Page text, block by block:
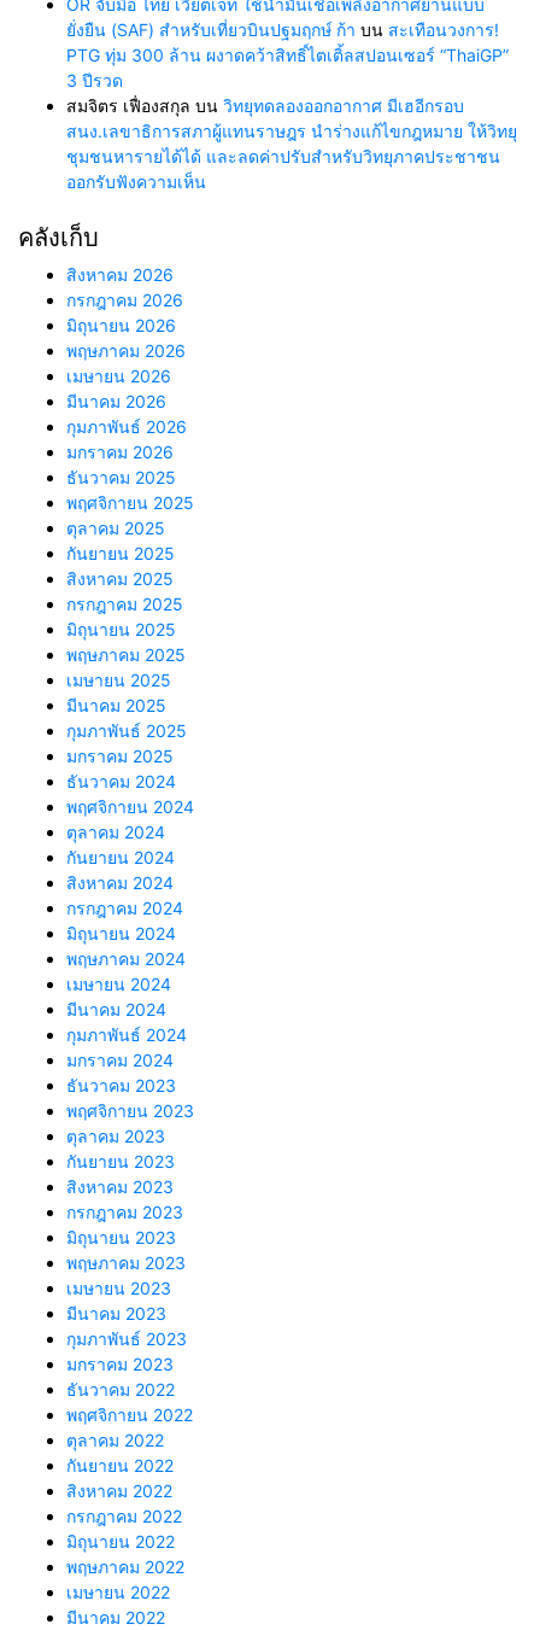
OR จับมือ ไทย เวียตเจ็ท ใช้น้ำมันเชื้อเพลิงอากาศยานแบบ
ยั่งยืน (SAF) สำหรับเที่ยวบินปฐมฤกษ์ ก้า บน สะเทือนวงการ!
PTG ทุ่ม 300 ล้าน ผงาดคว้าสิทธิ์ไตเติ้ลสปอนเซอร์ “ThaiGP”
3 ปีรวด
สมจิตร เฟื่องสกุล บน วิทยุทดลองออกอากาศ มีเฮอีกรอบ
สนง.เลขาธิการสภาผู้แทนราษฎร นำร่างแก้ไขกฎหมาย ให้วิทยุ
ชุมชนหารายได้ได้ และลดค่าปรับสำหรับวิทยุภาคประชาชน
ออกรับฟังความเห็น
คลังเก็บ
สิงหาคม 2026
กรกฎาคม 2026
มิถุนายน 2026
พฤษภาคม 2026
เมษายน 2026
มีนาคม 2026
กุมภาพันธ์ 2026
มกราคม 2026
ธันวาคม 2025
พฤศจิกายน 2025
ตุลาคม 2025
กันยายน 2025
สิงหาคม 2025
กรกฎาคม 2025
มิถุนายน 2025
พฤษภาคม 2025
เมษายน 2025
มีนาคม 2025
กุมภาพันธ์ 2025
มกราคม 2025
ธันวาคม 2024
พฤศจิกายน 2024
ตุลาคม 2024
กันยายน 2024
สิงหาคม 2024
กรกฎาคม 2024
มิถุนายน 2024
พฤษภาคม 2024
เมษายน 2024
มีนาคม 2024
กุมภาพันธ์ 2024
มกราคม 2024
ธันวาคม 2023
พฤศจิกายน 2023
ตุลาคม 2023
กันยายน 2023
สิงหาคม 2023
กรกฎาคม 2023
มิถุนายน 2023
พฤษภาคม 2023
เมษายน 2023
มีนาคม 2023
กุมภาพันธ์ 2023
มกราคม 2023
ธันวาคม 2022
พฤศจิกายน 2022
ตุลาคม 2022
กันยายน 2022
สิงหาคม 2022
กรกฎาคม 2022
มิถุนายน 2022
พฤษภาคม 2022
เมษายน 2022
มีนาคม 2022